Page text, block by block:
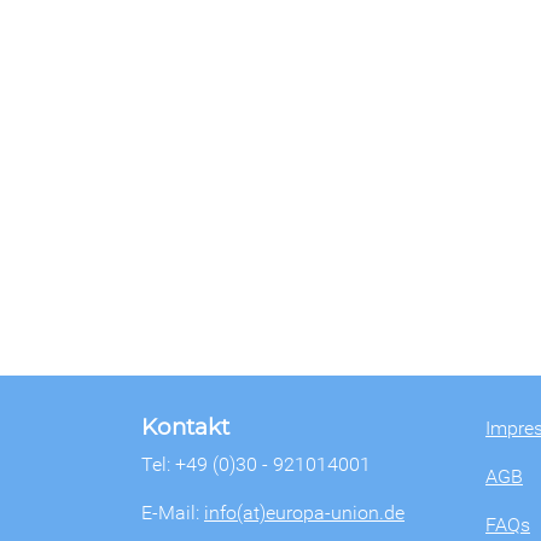
Kontakt
Tel: +49 (0)30 - 921014001
E-Mail: info(at)europa-union.de
AGB
FAQs